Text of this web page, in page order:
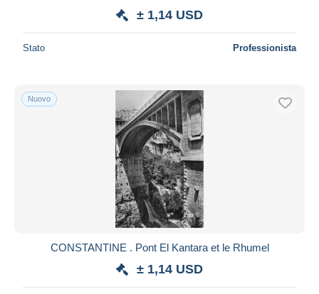
± 1,14 USD
Stato Professionista
Nuovo
CONSTANTINE . Pont El Kantara et le Rhumel
± 1,14 USD